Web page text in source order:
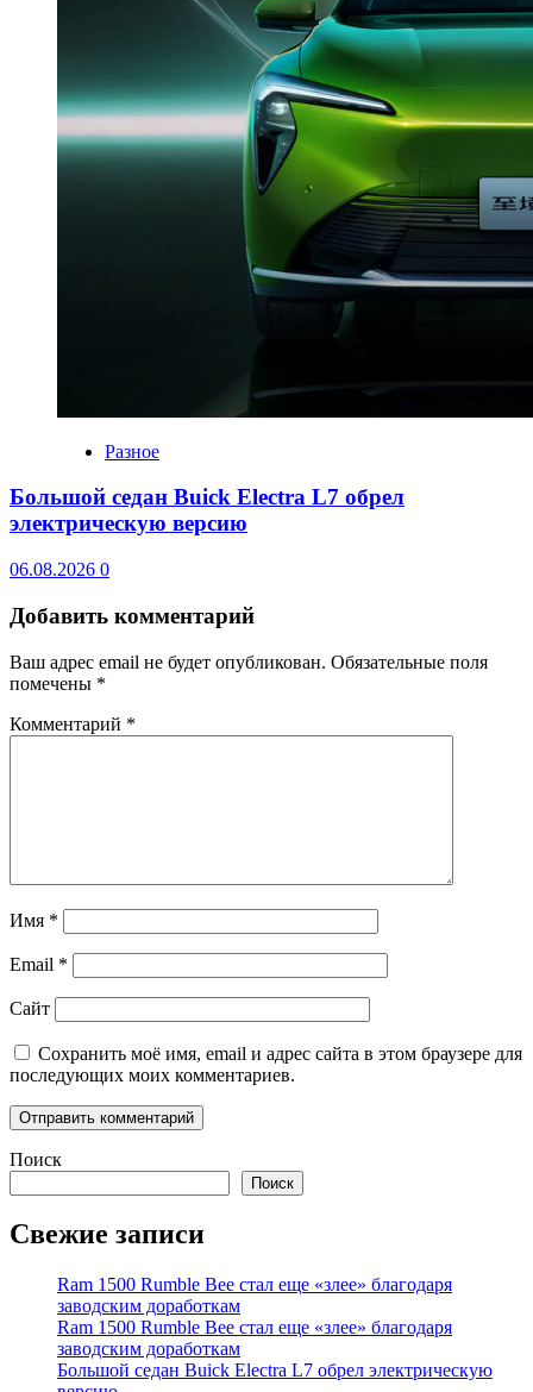
Разное
Большой седан Buick Electra L7 обрел
электрическую версию
06.08.2026 0
Добавить комментарий
Ваш адрес email не будет опубликован. Обязательные поля
помечены *
Комментарий *
Имя *
Email *
Сайт
Сохранить моё имя, email и адрес сайта в этом браузере для
последующих моих комментариев.
Поиск
Поиск
Свежие записи
Ram 1500 Rumble Bee стал еще «злее» благодаря
заводским доработкам
Ram 1500 Rumble Bee стал еще «злее» благодаря
заводским доработкам
Большой седан Buick Electra L7 обрел электрическую